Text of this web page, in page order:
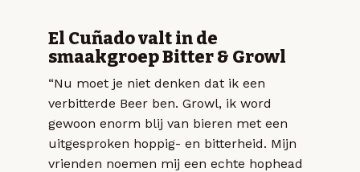
El Cuñado valt in de
smaakgroep Bitter & Growl
“Nu moet je niet denken dat ik een
verbitterde Beer ben. Growl, ik word
gewoon enorm blij van bieren met een
uitgesproken hoppig- en bitterheid. Mijn
vrienden noemen mij een echte hophead